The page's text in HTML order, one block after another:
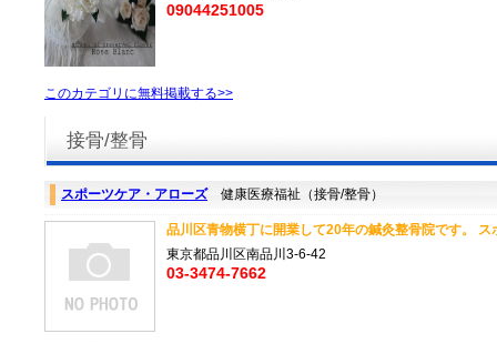
09044251005
このカテゴリに無料掲載する>>
接骨/整骨
スポーツケア・アローズ健康医療福祉（接骨/整骨）
品川区青物横丁に開業して20年の鍼灸整骨院です。 ス
東京都品川区南品川3-6-42
03-3474-7662